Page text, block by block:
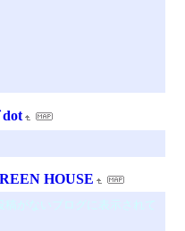
dot
HOUSE
稿がないブログに表示されて